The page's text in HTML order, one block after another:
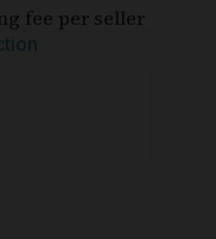
fee per seller